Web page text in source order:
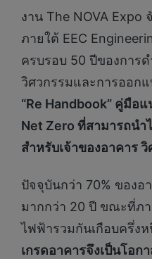
งาน The NOVA Expo
ภายใต้ EEC
ครบรอบ 50 ปีของการด
วิศวกรรมและการออก
“Re Handbook” คู่มือ
Net Zero ที่สามารถนำ
สำหรับเจ้าของอาคาร
ปัจจุบันกว่า 70% ของอ
มากกว่า 20 ปี ขณะที่ภ
ไฟฟ้ารวมกันเกือบครึ่งห
เกรดอาคารจึงเป็นโอ